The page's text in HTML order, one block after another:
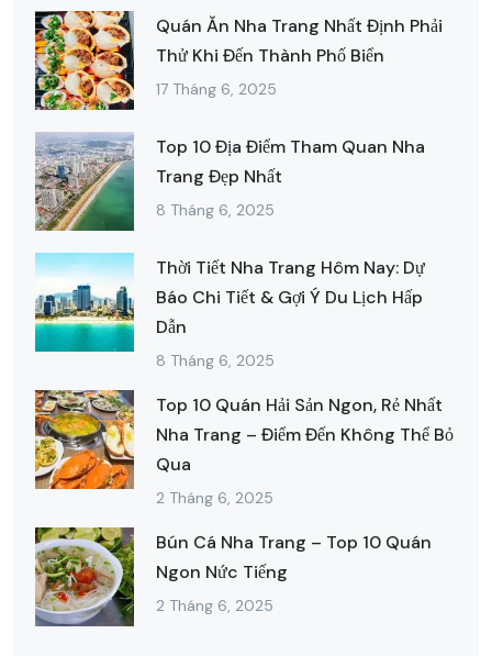
Quán Ăn Nha Trang Nhất Định Phải
Thử Khi Đến Thành Phố Biển
17 Tháng 6, 2025
Top 10 Địa Điểm Tham Quan Nha
Trang Đẹp Nhất
8 Tháng 6, 2025
Thời Tiết Nha Trang Hôm Nay: Dự
Báo Chi Tiết & Gợi Ý Du Lịch Hấp
Dẫn
8 Tháng 6, 2025
Top 10 Quán Hải Sản Ngon, Rẻ Nhất
Nha Trang – Điểm Đến Không Thể Bỏ
Qua
2 Tháng 6, 2025
Bún Cá Nha Trang – Top 10 Quán
Ngon Nức Tiếng
2 Tháng 6, 2025